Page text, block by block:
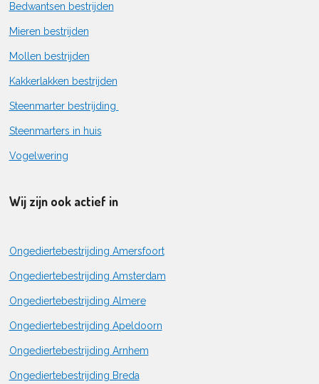
Bedwantsen bestrijden
Mieren bestrijden
Mollen bestrijden
Kakkerlakken bestrijden
Steenmarter bestrijding
Steenmarters in huis
Vogelwering
Wij zijn ook actief in
Ongediertebestrijding Amersfoort
Ongediertebestrijding Amsterdam
Ongediertebestrijding Almere
Ongediertebestrijding Apeldoorn
Ongediertebestrijding Arnhem
Ongediertebestrijding Breda